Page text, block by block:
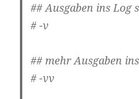
## Ausgaben ins Log
# -v
## mehr Ausgaben
# -vv